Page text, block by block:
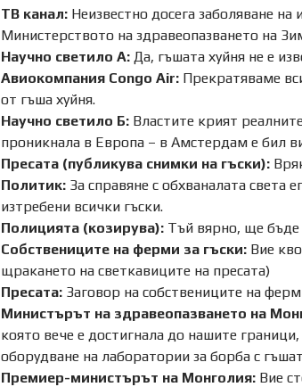
ТВ канал: Неизвестно досега заболяване
Министерството на здравеопазването на
Научно светило А: Да, гъшата хуйня не е
Авиокомпания Congo Air: Прекратяваме
от гъша хуйня.
Научно светило Б: Властите крият
проникнала в Европа – в Амстердам е бил
Пресата (публикува снимки на гъски):
Политик: За справяне с обхваналата
изтребени всички гъски.
Полицията (козирува): Тъй вярно, ще бъде
Собствениците на ферми за гъски: Вие
щракането на светкавиците на пресата)
Пресата: Заговор на собствениците на
Министърът на здравеопазването на
която вече е достигнала до нашите
оборудване на лаборатории за борба с
Премиер-министърът на Монголия: Вие